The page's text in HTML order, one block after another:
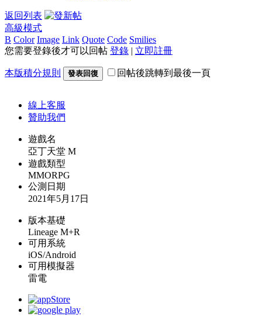
返回列表
高級模式
B Color Image Link Quote Code Smilies
您需要登錄後才可以回帖 登錄 | 立即註冊
本版積分規則 發表回復 回帖後跳轉到最後一頁
線上客服
贊助我們
遊戲名
亞丁天堂 M
遊戲類型
MMORPG
公測日期
2021年5月17日
版本基礎
Lineage M+R
可用系統
iOS/Android
可用模擬器
雷電